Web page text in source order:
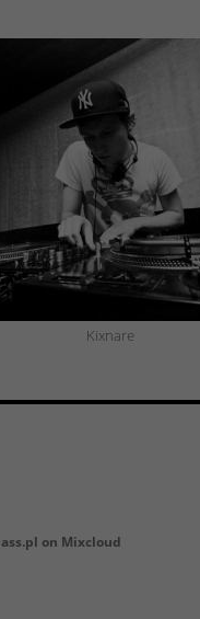
Kixnare
on Mixcloud